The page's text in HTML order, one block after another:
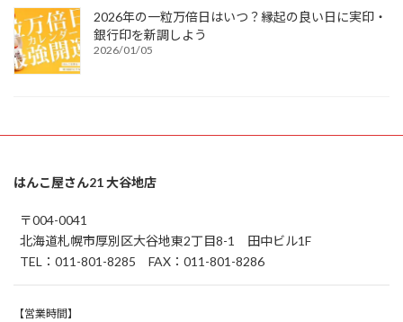
2026年の一粒万倍日はいつ？縁起の良い日に実印・
銀行印を新調しよう
2026/01/05
はんこ屋さん21 大谷地店
〒004-0041
北海道札幌市厚別区大谷地東2丁目8-1 田中ビル1F
TEL：011-801-8285 FAX：011-801-8286
【営業時間】